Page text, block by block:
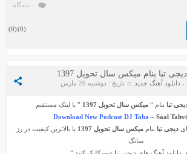
۰ دیدگاه
(
0
)
(
0
)
تبا بنام میکس سال تحویل 1397
، دانلود آهنگ جدید
تاریخ : دوشنبه 26 مارس
تبا بنام “ میکس سال تحویل 1397
” با لینک مستقیم
Download New Podcast DJ Taba – Saal
دیجی تبا بنام میکس سال تحویل 1397
با بالاترین کیفیت در رز
سانگ